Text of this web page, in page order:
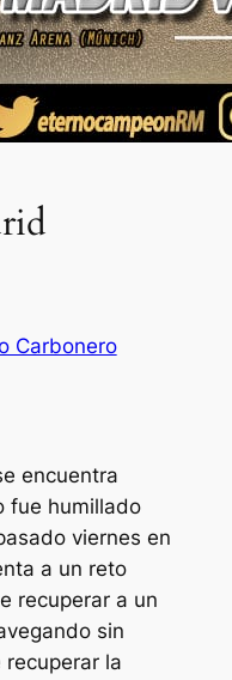
Carbonero
encuentra
fue humillado
viernes en
a un reto
recuperar a un
sin
la